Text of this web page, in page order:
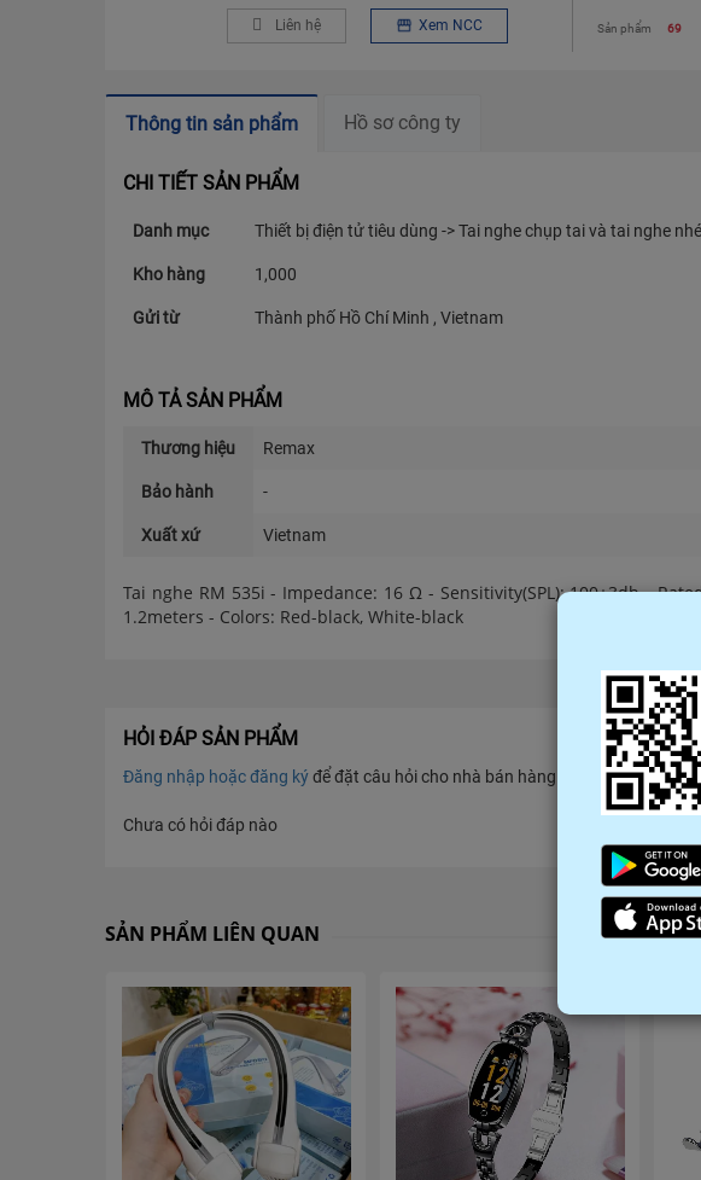
Liên hệ Xem NCC Sản phẩm 69
Thông tin sản phẩm Hồ sơ công ty
CHI TIẾT SẢN PHẨM
Danh mục Thiết bị điện tử tiêu dùng -> Tai nghe chụp tai và tai nghe
Kho hàng 1,000
Gửi từ Thành phố Hồ Chí Minh , Vietnam
MÔ TẢ SẢN PHẨM
Thương hiệu Remax
Bảo hành -
Xuất xứ Vietnam
Tai nghe RM 535i - Impedance: 16 Ω - Sensitivity(SPL): 100±3db -
1.2meters - Colors: Red-black, White-black
HỎI ĐÁP SẢN PHẨM
Đăng nhập hoặc đăng kýđể đặt câu hỏi cho nhà bán hàng ngay và câu trả
Chưa có hỏi đáp nào
SẢN PHẨM LIÊN QUAN